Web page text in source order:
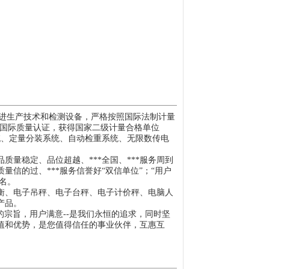
生产技术和检测设备，严格按照国际法制计量
际质量认证，获得国家二级计量合格单位
定量分装系统、自动检重系统、无限数传电
量稳定、品位超越、***全国、***服务周到
量信的过、***服务信誉好“双信单位”；“用户
。
电子吊秤、电子台秤、电子计价秤、电脑人
。
旨，用户满意--是我们永恒的追求，同时坚
优势，是您值得信任的事业伙伴，互惠互